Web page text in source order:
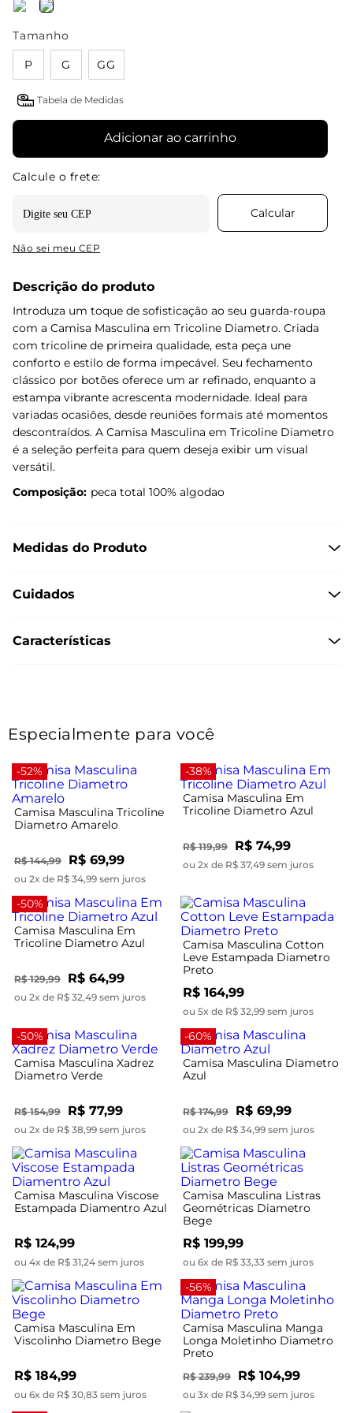
Tamanho
P G GG
Tabela de Medidas
Adicionar ao carrinho
Não sei meu CEP
Descrição do produto
Introduza um toque de sofisticação ao seu guarda-roupa
com a Camisa Masculina em Tricoline Diametro. Criada
com tricoline de primeira qualidade, esta peça une
conforto e estilo de forma impecável. Seu fechamento
clássico por botões oferece um ar refinado, enquanto a
estampa vibrante acrescenta modernidade. Ideal para
variadas ocasiões, desde reuniões formais até momentos
descontraídos. A Camisa Masculina em Tricoline Diametro
é a seleção perfeita para quem deseja exibir um visual
versátil.
Composição: peca total 100% algodao
Medidas do Produto
Cuidados
Características
Especialmente para você
-52%
Camisa Masculina Tricoline
Diametro Amarelo
R$ 144,99 R$ 69,99
ou 2x de R$ 34,99 sem juros
-38%
Camisa Masculina Em
Tricoline Diametro Azul
R$ 119,99 R$ 74,99
ou 2x de R$ 37,49 sem juros
-50%
Camisa Masculina Em
Tricoline Diametro Azul
R$ 129,99 R$ 64,99
ou 2x de R$ 32,49 sem juros
Camisa Masculina Cotton
Leve Estampada Diametro
Preto
R$ 164,99
ou 5x de R$ 32,99 sem juros
-50%
Camisa Masculina Xadrez
Diametro Verde
R$ 154,99 R$ 77,99
ou 2x de R$ 38,99 sem juros
-60%
Camisa Masculina Diametro
Azul
R$ 174,99 R$ 69,99
ou 2x de R$ 34,99 sem juros
Camisa Masculina Viscose
Estampada Diamentro Azul
R$ 124,99
ou 4x de R$ 31,24 sem juros
Camisa Masculina Listras
Geométricas Diametro
Bege
R$ 199,99
ou 6x de R$ 33,33 sem juros
Camisa Masculina Em
Viscolinho Diametro Bege
R$ 184,99
ou 6x de R$ 30,83 sem juros
-56%
Camisa Masculina Manga
Longa Moletinho Diametro
Preto
R$ 239,99 R$ 104,99
ou 3x de R$ 34,99 sem juros